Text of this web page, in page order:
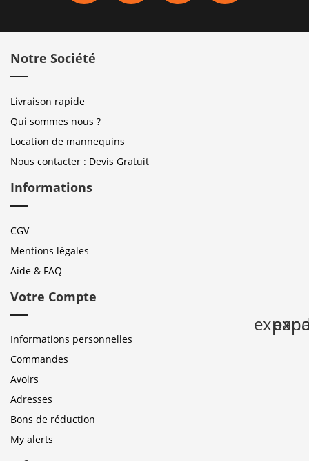
Notre Société
Livraison rapide
Qui sommes nous ?
Location de mannequins
Nous contacter : Devis Gratuit
Informations
CGV
Mentions légales
Aide & FAQ
Votre Compte
Informations personnelles
Commandes
Avoirs
Adresses
Bons de réduction
My alerts